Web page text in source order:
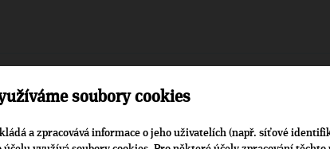
soubory cookies
a zpracovává informace o jeho uživatelích (např. síťové